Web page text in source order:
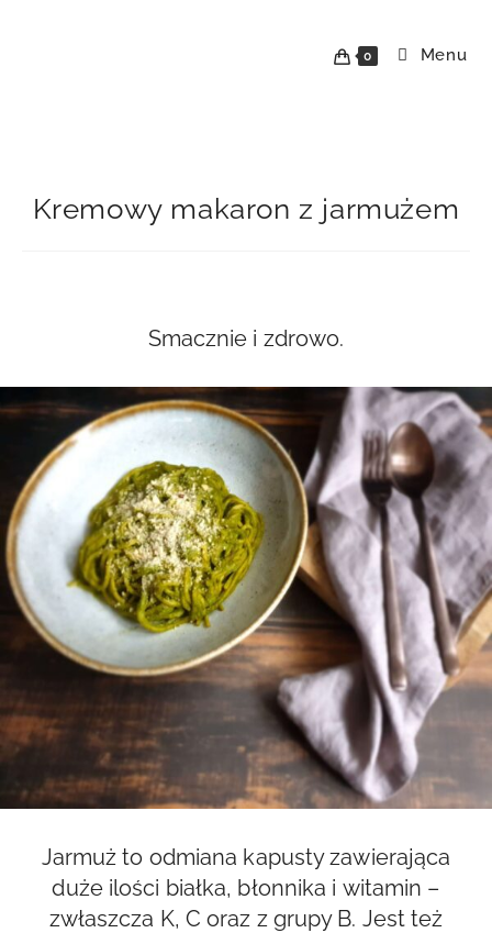
0 Menu
Kremowy makaron z jarmużem
Smacznie i zdrowo.
Jarmuż to odmiana kapusty zawierająca
duże ilości białka, błonnika i witamin –
zwłaszcza K, C oraz z grupy B. Jest też